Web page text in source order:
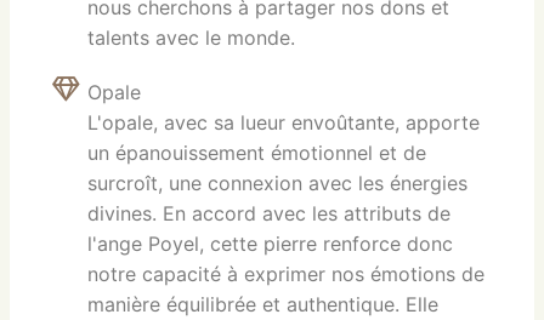
nous cherchons à partager nos dons et
talents avec le monde.
Opale
L'opale, avec sa lueur envoûtante, apporte
un épanouissement émotionnel et de
surcroît, une connexion avec les énergies
divines. En accord avec les attributs de
l'ange Poyel, cette pierre renforce donc
notre capacité à exprimer nos émotions de
manière équilibrée et authentique. Elle